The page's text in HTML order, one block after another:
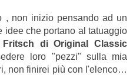
, non inizio pensando ad un
idee che portano al tatuaggio
di Original Classic
loro "pezzi" sulla mia
non finirei più con l'elenco…